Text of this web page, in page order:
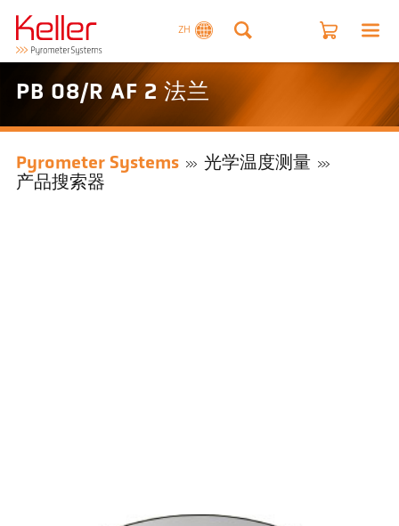
ZH
PB 08/R AF 2 法兰
Pyrometer Systems
光学温度测量
产品搜索器